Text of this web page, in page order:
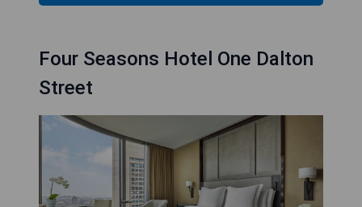
Four Seasons Hotel One Dalton
Street